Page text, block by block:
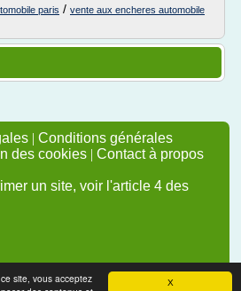
X
site, vous acceptez
paris / vente aux encheres automobile
| Conditions générales
des cookies | Contact à propos
un site, voir l'article 4 des